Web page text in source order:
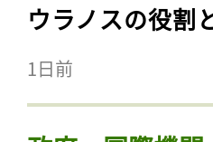
ウラノスの役割
1日前